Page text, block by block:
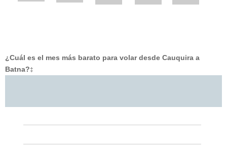
¿Cuál es el mes más barato para volar desde Cauquira a
Batna?‡